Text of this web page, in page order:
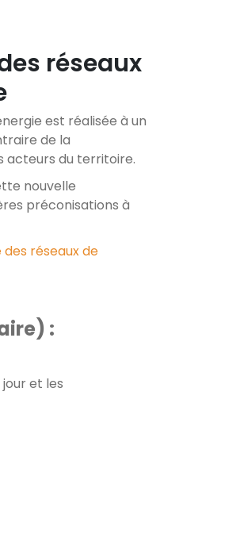
réseaux
est réalisée à un
de la
acteurs du territoire.
nouvelle
préconisations à
réseaux de
:
et les